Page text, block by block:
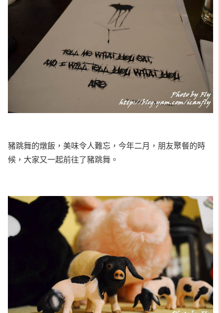
豬跳舞的燉飯，美味令人難忘，今年二月，朋友聚餐的時
候，大家又一起前往了豬跳舞。